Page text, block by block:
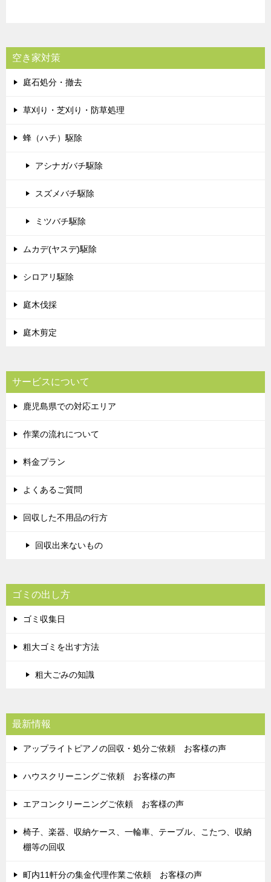
空き家対策
庭石処分・撤去
草刈り・芝刈り・防草処理
蜂（ハチ）駆除
アシナガバチ駆除
スズメバチ駆除
ミツバチ駆除
ムカデ(ヤスデ)駆除
シロアリ駆除
庭木伐採
庭木剪定
サービスについて
鹿児島県での対応エリア
作業の流れについて
料金プラン
よくあるご質問
回収した不用品の行方
回収出来ないもの
ゴミの出し方
ゴミ収集日
粗大ゴミを出す方法
粗大ごみの知識
最新情報
アップライトピアノの回収・処分ご依頼 お客様の声
ハウスクリーニングご依頼 お客様の声
エアコンクリーニングご依頼 お客様の声
椅子、楽器、収納ケース、一輪車、テーブル、こたつ、収納
棚等の回収
町内11軒分の集金代理作業ご依頼 お客様の声